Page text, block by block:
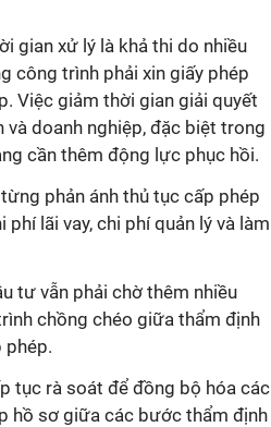
gian xử lý là khả thi do nhiều
công trình phải xin giấy phép
Việc giảm thời gian giải quyết
doanh nghiệp, đặc biệt trong
cần thêm động lực phục hồi.
phản ánh thủ tục cấp phép
lãi vay, chi phí quản lý và làm
tư vẫn phải chờ thêm nhiều
chồng chéo giữa thẩm định
phép.
tục rà soát để đồng bộ hóa các
hồ sơ giữa các bước thẩm định